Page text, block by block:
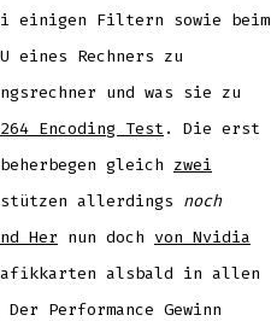
einigen Filtern sowie beim
eines Rechners zu
und was sie zu
Encoding Test . Die erst
gleich zwei
allerdings noch
Her nun doch von Nvidia
alsbald in allen
Performance Gewinn